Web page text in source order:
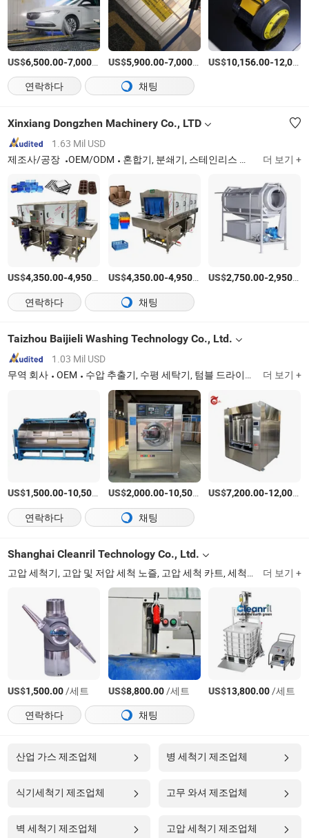
US$6,500.00-7,000.00 /상품
US$5,900.00-7,000.00 /상품
US$10,156.00-12,000.00
연락하다 채팅
Xinxiang Dongzhen Machinery Co., LTD
1.63 Mil USD
제조사/공장
OEM/ODM 혼합기, 분쇄기, 스테인리스 스틸 혼합 탱크, 진동 컨베이어, 나사 컨베이어, 진동 스크린, 트롬멜 스크린, 버킷 엘리베이터, 비누 바 생산 라인, 포장 기계 더 보기 +
US$4,350.00-4,950.00 /상품
US$4,350.00-4,950.00 /상품
US$2,750.00-2,950.00
연락하다
채팅
Taizhou Baijieli Washing Technology Co., Ltd.
1.03 Mil USD
무역 회사
OEM 수압 추출기, 수평 세탁기, 텀블 드라이어, 자동 세탁 추출기, 평판 다리미 더 보기 +
US$1,500.00-10,500.00 /set
US$2,000.00-10,500.00 /set
US$7,200.00-12,000.00
연락하다 채팅
Shanghai Cleanril Technology Co., Ltd.
고압 세척기, 고압 및 저압 세척 노즐, 고압 세척 카트, 세척 밸브 및 피팅 더 보기 +
US$1,500.00/세트 US$8,800.00/세트 US$13,800.00/세트
연락하다
채팅
산업 가스 제조업체 병 세척기 제조업체
식기세척기 제조업체 고무 와셔 제조업체
벽 세척기 제조업체 고압 세척기 제조업체